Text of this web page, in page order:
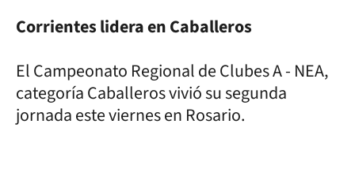
Corrientes lidera en Caballeros
El Campeonato Regional de Clubes A - NEA,
categoría Caballeros vivió su segunda
jornada este viernes en Rosario.